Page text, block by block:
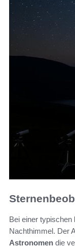
Bei einer typischen
Nachthimmel. Der
Astronomen die